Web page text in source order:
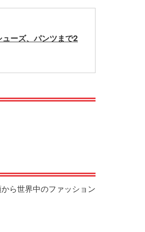
ーズ、パンツまで2
ら世界中のファッション